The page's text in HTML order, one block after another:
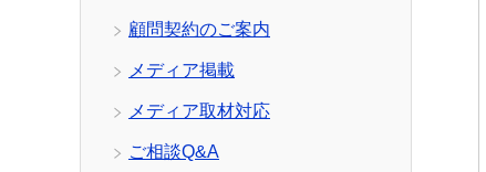
顧問契約のご案内
メディア掲載
メディア取材対応
ご相談Q&A